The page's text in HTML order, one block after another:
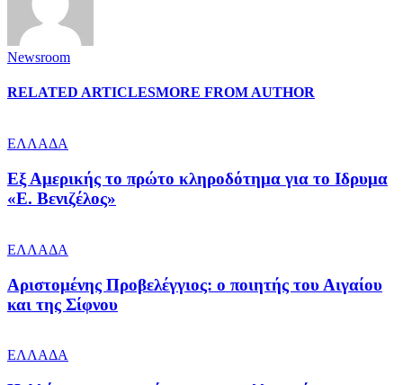
Newsroom
RELATED ARTICLESMORE FROM AUTHOR
ΕΛΛΑΔΑ
Εξ Αμερικής το πρώτο κληροδότημα για το Ιδρυμα
«Ε. Βενιζέλος»
ΕΛΛΑΔΑ
Αριστομένης Προβελέγγιος: ο ποιητής του Αιγαίου
και της Σίφνου
ΕΛΛΑΔΑ